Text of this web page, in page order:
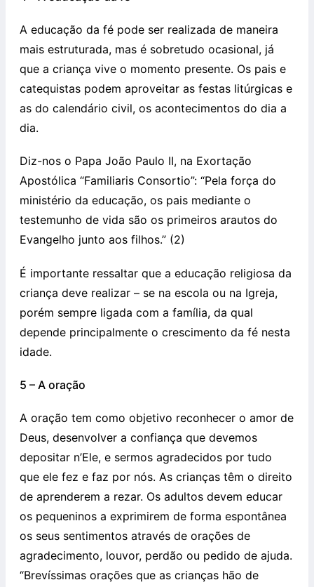
A educação da fé pode ser realizada de maneira
mais estruturada, mas é sobretudo ocasional, já
que a criança vive o momento presente. Os pais e
catequistas podem aproveitar as festas litúrgicas e
as do calendário civil, os acontecimentos do dia a
dia.
Diz-nos o Papa João Paulo II, na Exortação
Apostólica “Familiaris Consortio”: “Pela força do
ministério da educação, os pais mediante o
testemunho de vida são os primeiros arautos do
Evangelho junto aos filhos.” (2)
É importante ressaltar que a educação religiosa da
criança deve realizar – se na escola ou na Igreja,
porém sempre ligada com a família, da qual
depende principalmente o crescimento da fé nesta
idade.
5 – A oração
A oração tem como objetivo reconhecer o amor de
Deus, desenvolver a confiança que devemos
depositar n’Ele, e sermos agradecidos por tudo
que ele fez e faz por nós. As crianças têm o direito
de aprenderem a rezar. Os adultos devem educar
os pequeninos a exprimirem de forma espontânea
os seus sentimentos através de orações de
agradecimento, louvor, perdão ou pedido de ajuda.
“Brevíssimas orações que as crianças hão de